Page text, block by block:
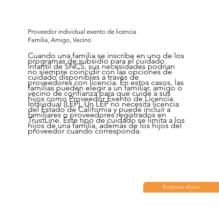
Proveedor individual exento de licencia
Familia, Amigo, Vecino
Cuando una familia se inscribe en uno de los
programas de subsidio para el cuidado
infantil de SNCS, sus necesidades podrían
no siempre coincidir con las opciones de
cuidado disponibles a través de
proveedores con licencia. En estos casos, las
familias pueden elegir a un familiar, amigo o
vecino de confianza para que cuide a sus
hijos como Proveedor Exento de Licencia
Individual (LEP). Un LEP no necesita licencia
del Estado de California y puede incluir a
familiares o proveedores registrados en
TrustLine. Este tipo de cuidado se limita a los
hijos de una familia, además de los hijos del
proveedor cuando corresponda.
Empieza ahora